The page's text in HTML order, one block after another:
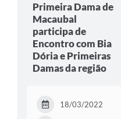
Primeira Dama de
Macaubal
participa de
Encontro com Bia
Dória e Primeiras
Damas da região
18/03/2022